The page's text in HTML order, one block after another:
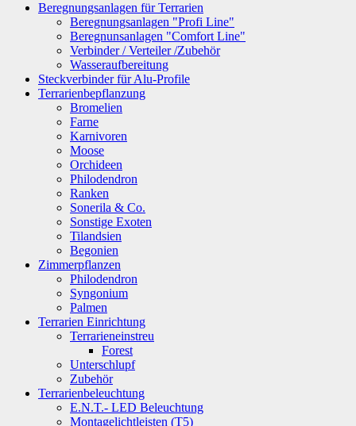
Beregnungsanlagen für Terrarien
Beregnungsanlagen "Profi Line"
Beregnunsanlagen "Comfort Line"
Verbinder / Verteiler /Zubehör
Wasseraufbereitung
Steckverbinder für Alu-Profile
Terrarienbepflanzung
Bromelien
Farne
Karnivoren
Moose
Orchideen
Philodendron
Ranken
Sonerila & Co.
Sonstige Exoten
Tilandsien
Begonien
Zimmerpflanzen
Philodendron
Syngonium
Palmen
Terrarien Einrichtung
Terrarieneinstreu
Forest
Unterschlupf
Zubehör
Terrarienbeleuchtung
E.N.T.- LED Beleuchtung
Montagelichtleisten (T5)